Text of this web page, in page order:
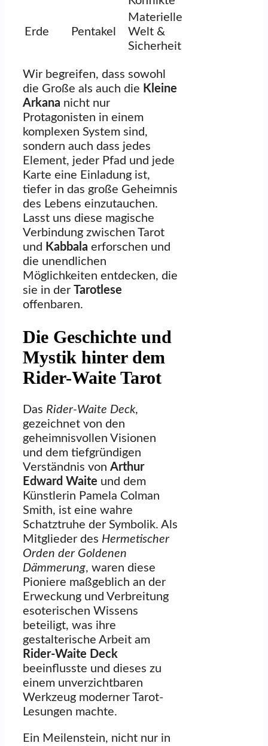
Erde Pentakel
Materielle
Welt &
Sicherheit
Wir begreifen, dass sowohl
die Große als auch die Kleine
Arkana nicht nur
Protagonisten in einem
komplexen System sind,
sondern auch dass jedes
Element, jeder Pfad und jede
Karte eine Einladung ist,
tiefer in das große Geheimnis
des Lebens einzutauchen.
Lasst uns diese magische
Verbindung zwischen Tarot
und Kabbala erforschen und
die unendlichen
Möglichkeiten entdecken, die
sie in der Tarotlese
offenbaren.
Die Geschichte und
Mystik hinter dem
Rider-Waite Tarot
Das Rider-Waite Deck,
gezeichnet von den
geheimnisvollen Visionen
und dem tiefgründigen
Verständnis von Arthur
Edward Waite und dem
Künstlerin Pamela Colman
Smith, ist eine wahre
Schatztruhe der Symbolik. Als
Mitglieder des Hermetischer
Orden der Goldenen
Dämmerung, waren diese
Pioniere maßgeblich an der
Erweckung und Verbreitung
esoterischen Wissens
beteiligt, was ihre
gestalterische Arbeit am
Rider-Waite Deck
beeinflusste und dieses zu
einem unverzichtbaren
Werkzeug moderner Tarot-
Lesungen machte.
Ein Meilenstein, nicht nur in